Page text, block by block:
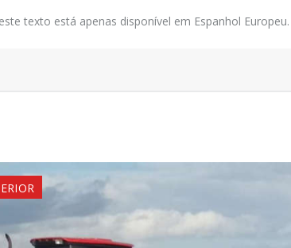
texto está apenas disponível em Espanhol Europeu.